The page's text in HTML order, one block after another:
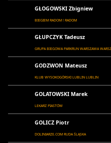
GŁOGOWSKI Zbigniew
BIEGIEM RADOM ! RADOM
GŁUPCZYK Tadeusz
GRUPA BIEGOWA PARKRUN WARSZAWA
GODZWON Mateusz
KLUB WYSOKOGÓRSKI LUBLIN LUBLIN
GOLATOWSKI Marek
LEKARZ PIASTÓW
GOLICZ Piotr
DOLINIARZE.COM RUDA ŚLĄSKA